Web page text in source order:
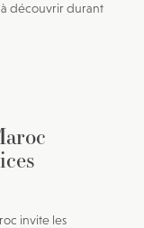
découvrir durant
invite les